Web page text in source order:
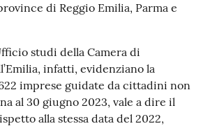
di Reggio Emilia, Parma e
studi della Camera di
infatti, evidenziano la
imprese guidate da cittadini non
al 30 giugno 2023, vale a dire il
alla stessa data del 2022,